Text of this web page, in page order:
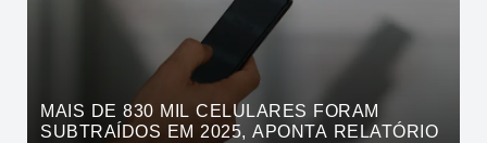
MAIS DE 830 MIL CELULARES FORAM
SUBTRAÍDOS EM 2025, APONTA RELATÓRIO